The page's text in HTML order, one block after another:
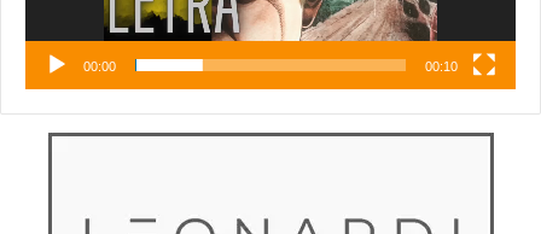
00:00 00:10